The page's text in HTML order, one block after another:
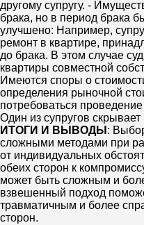
другому супругу. -
брака, но в период брака
улучшено: Например,
ремонт в квартире,
до брака. В этом случае
квартиры совместной
Имеются споры о
определения рыночной
потребоваться
Один из супругов
ИТОГИ И ВЫВОДЫ :
сложными методами при
от индивидуальных
обеих сторон к
может быть сложным и
взвешенный подход
травматичным и более
сторон.